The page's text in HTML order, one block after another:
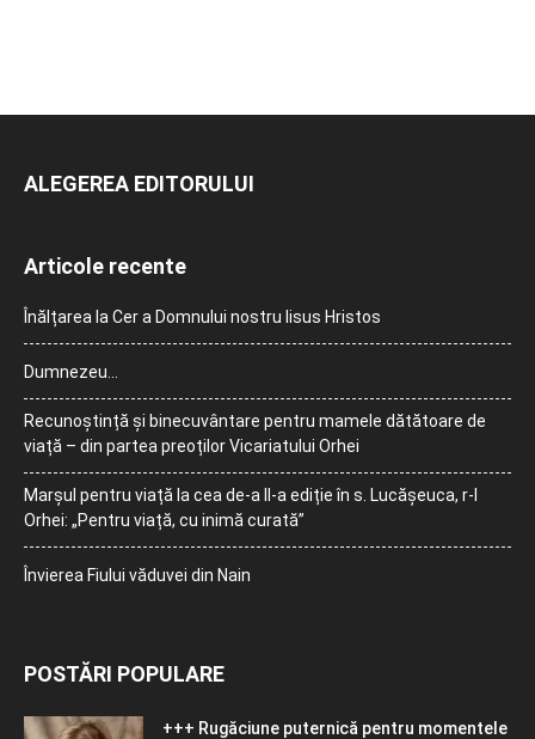
ALEGEREA EDITORULUI
Articole recente
Înălțarea la Cer a Domnului nostru Iisus Hristos
Dumnezeu…
Recunoștință și binecuvântare pentru mamele dătătoare de
viață – din partea preoților Vicariatului Orhei
Marșul pentru viață la cea de-a II-a ediție în s. Lucășeuca, r-l
Orhei: „Pentru viață, cu inimă curată”
Învierea Fiului văduvei din Nain
POSTĂRI POPULARE
+++ Rugăciune puternică pentru momentele